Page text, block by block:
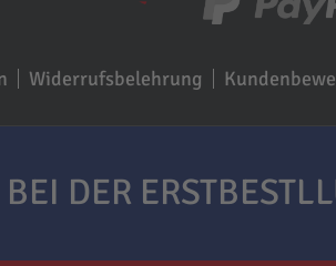
Widerrufsbelehrung
DER